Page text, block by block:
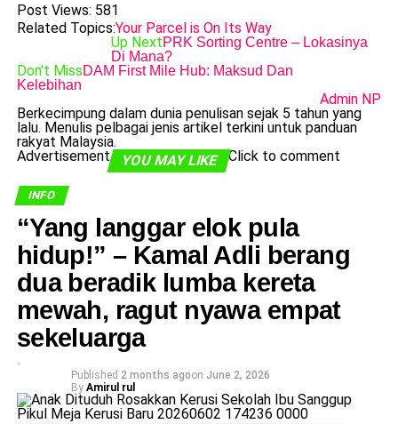
Post Views: 581
Related Topics:Your Parcel is On Its Way
Up NextPRK Sorting Centre – Lokasinya
Di Mana?
Don't MissDAM First Mile Hub: Maksud Dan
Kelebihan
Admin NP
Berkecimpung dalam dunia penulisan sejak 5 tahun yang
lalu. Menulis pelbagai jenis artikel terkini untuk panduan
rakyat Malaysia.
Advertisement
YOU MAY LIKE Click to comment
INFO
​“Yang langgar elok pula
hidup!” – Kamal Adli berang
dua beradik lumba kereta
mewah, ragut nyawa empat
sekeluarga
Published 2 months agoon June 2, 2026
By Amirul rul